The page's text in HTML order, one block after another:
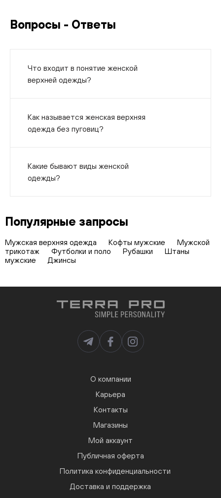
Вопросы - Ответы
Что входит в понятие женской
верхней одежды?
Как называется женская верхняя
одежда без пуговиц?
Какие бывают виды женской
одежды?
Популярные запросы
Мужская верхняя одежда Кофты мужские
Мужской
трикотаж
Футболки и поло Рубашки
Штаны
мужские
Джинсы
О компании
Карьера
Контакты
Магазины
Мой аккаунт
Публичная оферта
Политика конфиденциальности
Доставка и поддержка